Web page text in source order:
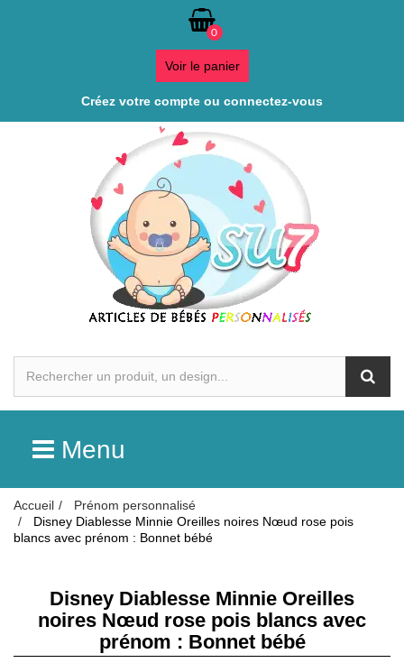
0
Voir le panier
Créez votre compte ou connectez-vous
Menu
Accueil
Prénom personnalisé
Disney Diablesse Minnie Oreilles noires Nœud rose pois
blancs avec prénom : Bonnet bébé
Disney Diablesse Minnie Oreilles
noires Nœud rose pois blancs avec
prénom : Bonnet bébé